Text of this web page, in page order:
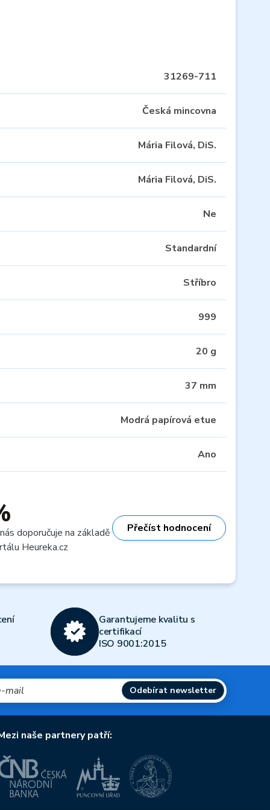
31269-711
Česká mincovna
Mária Filová, DiS.
Mária Filová, DiS.
Ne
Standardní
Stříbro
999
20 g
37 mm
Modrá papírová etue
Ano
doporučuje na základě
Heureka.cz
Přečíst hodnocení
Garantujeme kvalitu s
certifikací
ISO 9001:2015
Odebírat newsletter
naše partnery patří: